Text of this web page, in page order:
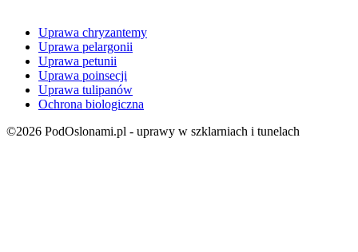
Uprawa chryzantemy
Uprawa pelargonii
Uprawa petunii
Uprawa poinsecji
Uprawa tulipanów
Ochrona biologiczna
©2026 PodOslonami.pl - uprawy w szklarniach i tunelach